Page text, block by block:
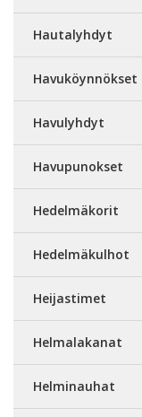
Hautalyhdyt
Havuköynnökset
Havulyhdyt
Havupunokset
Hedelmäkorit
Hedelmäkulhot
Heijastimet
Helmalakanat
Helminauhat